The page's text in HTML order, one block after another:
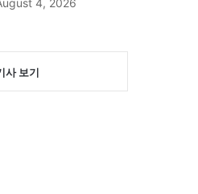
4, 2026
사 보기